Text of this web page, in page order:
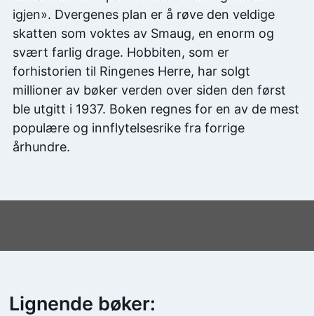
igjen». Dvergenes plan er å røve den veldige
skatten som voktes av Smaug, en enorm og
svært farlig drage. Hobbiten, som er
forhistorien til Ringenes Herre, har solgt
millioner av bøker verden over siden den først
ble utgitt i 1937. Boken regnes for en av de mest
populære og innflytelsesrike fra forrige
århundre.
Lignende bøker: